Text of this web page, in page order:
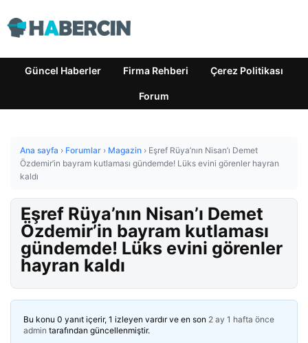
Güncel Haberler Firma Rehberi Çerez Politikası
Forum
Ana sayfa › Forumlar › Magazin › Eşref Rüya’nın Nisan’ı Demet
Özdemir’in bayram kutlaması gündemde! Lüks evini görenler hayran
kaldı
Eşref Rüya’nın Nisan’ı Demet
Özdemir’in bayram kutlaması
gündemde! Lüks evini görenler
hayran kaldı
Bu konu 0 yanıt içerir, 1 izleyen vardır ve en son 2 ay 1 hafta önce
admin tarafından güncellenmiştir.